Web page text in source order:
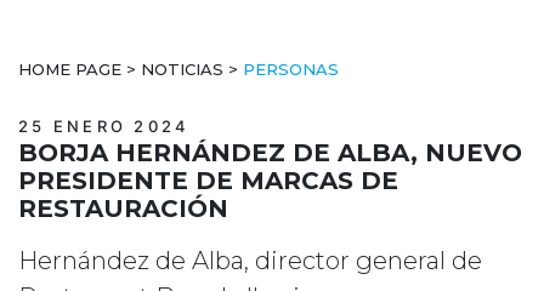
HOME PAGE > NOTICIAS > PERSONAS
25 ENERO 2024
BORJA HERNÁNDEZ DE ALBA, NUEVO
PRESIDENTE DE MARCAS DE
RESTAURACIÓN
Hernández de Alba, director general de